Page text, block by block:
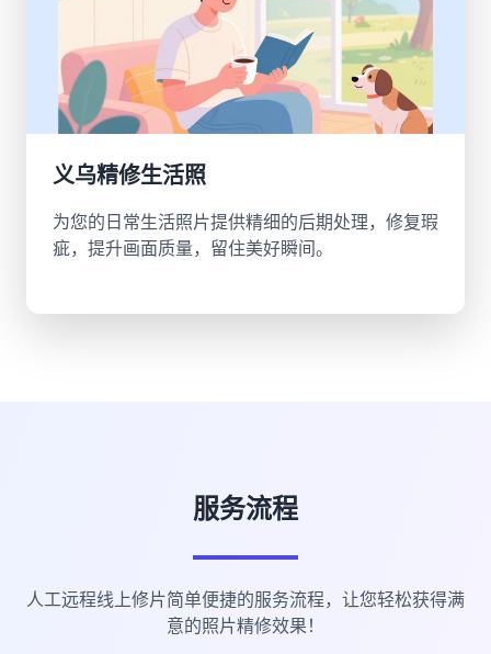
义乌精修生活照
为您的日常生活照片提供精细的后期处理，修复瑕
疵，提升画面质量，留住美好瞬间。
服务流程
人工远程线上修片简单便捷的服务流程，让您轻松获得满
意的照片精修效果！